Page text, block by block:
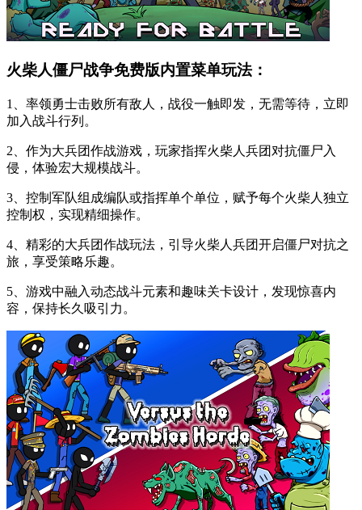
火柴人僵尸战争免费版内置菜单玩法：
1、率领勇士击败所有敌人，战役一触即发，无需等待，立即
加入战斗行列。
2、作为大兵团作战游戏，玩家指挥火柴人兵团对抗僵尸入
侵，体验宏大规模战斗。
3、控制军队组成编队或指挥单个单位，赋予每个火柴人独立
控制权，实现精细操作。
4、精彩的大兵团作战玩法，引导火柴人兵团开启僵尸对抗之
旅，享受策略乐趣。
5、游戏中融入动态战斗元素和趣味关卡设计，发现惊喜内
容，保持长久吸引力。